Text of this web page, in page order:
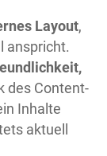
Layout,
anspricht.
des Content-
Inhalte
aktuell